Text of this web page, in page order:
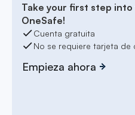
Take your first step
OneSafe!
Cuenta gratuita
No se requiere tarjeta de
Empieza ahora